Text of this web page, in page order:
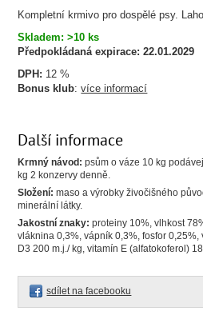
Kompletní krmivo pro dospělé psy.
Skladem: >10 ks
Předpokládaná expirace: 22.01.2029
DPH: 12 %
Bonus klub:více informací
Další informace
Krmný návod:psům o váze 10 kg
kg 2 konzervy denně.
Složení:maso a výrobky živočišného
minerální látky.
Jakostní znaky:proteiny 10%, vlhkost
vláknina 0,3%, vápník 0,3%, fosfor 0,25%,
D3 200 m.j./ kg, vitamín E (alfatokoferol)
sdílet na facebooku